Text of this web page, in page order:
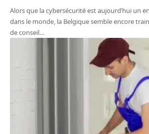
Alors que la cybersécurité est aujourd’hui un
dans le monde, la Belgique semble encore
de conseil…